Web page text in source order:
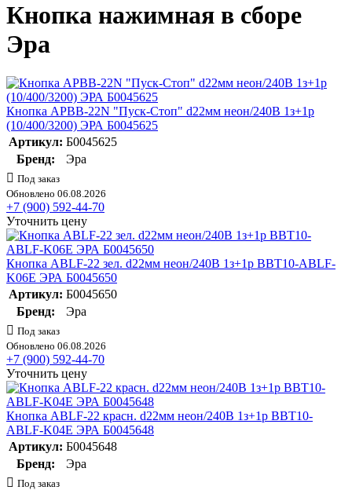
Кнопка нажимная в сборе
Эра
Кнопка APBB-22N "Пуск-Стоп" d22мм неон/240В 1з+1р
(10/400/3200) ЭРА Б0045625
Артикул: Б0045625
Бренд:
Эра
Под заказ
Обновлено 06.08.2026
+7 (900) 592-44-70
Уточнить цену
Кнопка ABLF-22 зел. d22мм неон/240В 1з+1р BBT10-ABLF-
K06E ЭРА Б0045650
Артикул: Б0045650
Бренд:
Эра
Под заказ
Обновлено 06.08.2026
+7 (900) 592-44-70
Уточнить цену
Кнопка ABLF-22 красн. d22мм неон/240В 1з+1р BBT10-
ABLF-K04E ЭРА Б0045648
Артикул: Б0045648
Бренд:
Эра
Под заказ